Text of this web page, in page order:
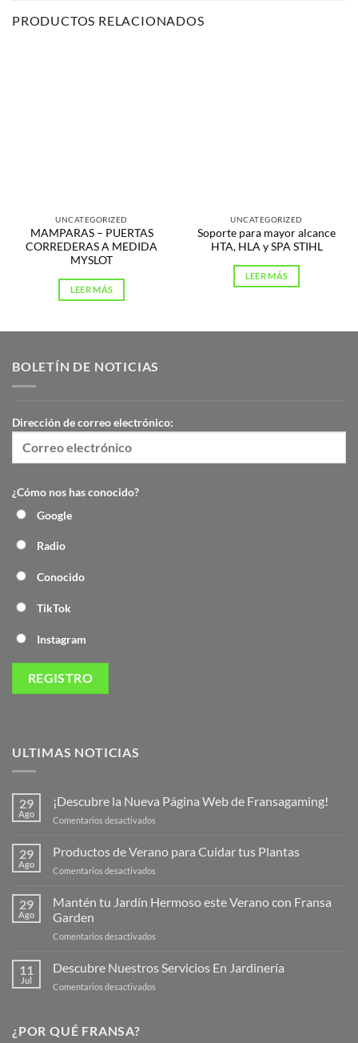
PRODUCTOS RELACIONADOS
UNCATEGORIZED
MAMPARAS – PUERTAS
CORREDERAS A MEDIDA
MYSLOT
LEER MÁS
UNCATEGORIZED
Soporte para mayor alcance
HTA, HLA y SPA STIHL
LEER MÁS
BOLETÍN DE NOTICIAS
Dirección de correo electrónico:
¿Cómo nos has conocido?
Google
Radio
Conocido
TikTok
Instagram
ULTIMAS NOTICIAS
29
Ago
¡Descubre la Nueva Página Web de Fransagaming!
Comentarios desactivados
Nueva
de
29
Ago
Productos de Verano para Cuidar tus Plantas
Comentarios desactivados
de
Plantas
29
Ago
Mantén tu Jardín Hermoso este Verano con Fransa
Garden
Comentarios desactivados
tu
11
Jul
Descubre Nuestros Servicios En Jardinería
Comentarios desactivados
¿POR QUÉ FRANSA?